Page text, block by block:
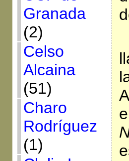
Granada
(2)
Celso
Alcaina
(51)
Charo
Rodríguez
(1)